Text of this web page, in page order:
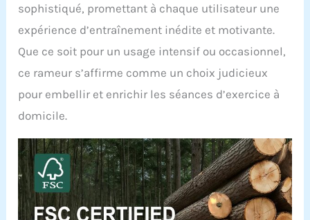
programmes
d'entraînement et à
l'entraînement.
Rangement vertical peu
encombrant : le stockage
vertical permet au rameur
pas utilisé et
d'économiser un espace
précieux dans la maison.
Avec un encombrement
de seulement 0,23 m², il
s'adapte aussi bien aux
sophistiqué, promettant à chaque utilisateur une
expérience d’entraînement inédite et motivante.
Que ce soit pour un usage intensif ou occasionnel,
ce rameur s’affirme comme un choix judicieux
pour embellir et enrichir les séances d’exercice à
domicile.